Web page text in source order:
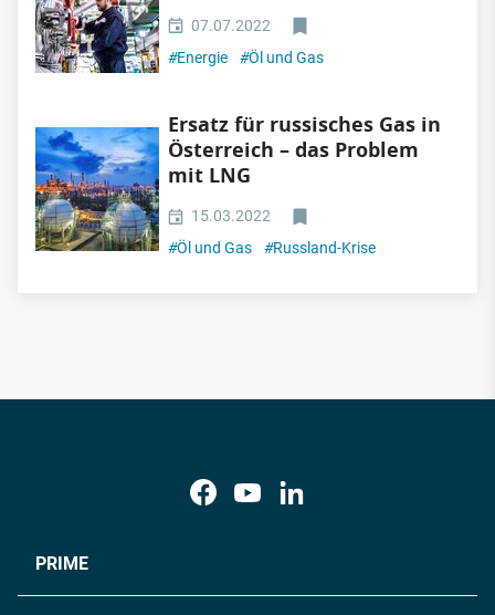
07.07.2022
#Energie #Öl und Gas
Ersatz für russisches Gas in
Österreich – das Problem
mit LNG
15.03.2022
#Öl und Gas #Russland-Krise
PRIME